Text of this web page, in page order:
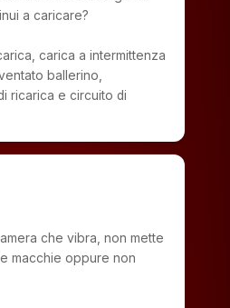
a caricare?
carica a intermittenza
ballerino,
ricarica e circuito di
che vibra, non mette
macchie oppure non